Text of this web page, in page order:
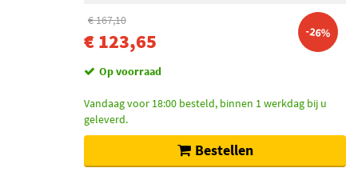
€ 167,10
€ 123,65 -26%
Op voorraad
Vandaag voor 18:00 besteld, binnen 1 werkdag bij u
geleverd.
Bestellen